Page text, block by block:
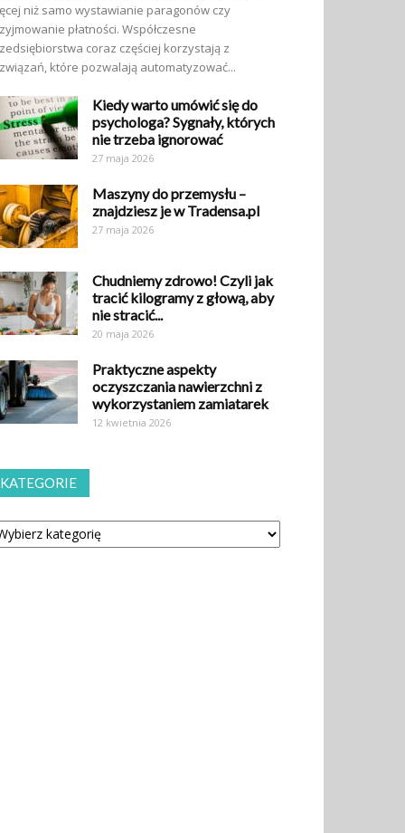
niż samo wystawianie paragonów czy
płatności. Współczesne
coraz częściej korzystają z
które pozwalają automatyzować...
Kiedy warto umówić się do
psychologa? Sygnały, których
nie trzeba ignorować
27 maja 2026
Maszyny do przemysłu –
znajdziesz je w Tradensa.pl
27 maja 2026
Chudniemy zdrowo! Czyli jak
tracić kilogramy z głową, aby
nie stracić...
20 maja 2026
Praktyczne aspekty
oczyszczania nawierzchni z
wykorzystaniem zamiatarek
12 kwietnia 2026
KATEGORIE